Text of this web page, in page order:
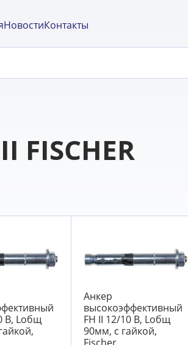
НовостиКонтакты
В, Lобщ
Анкер
высокоэффективный
FH II 12/10 В, Lобщ
90мм, с гайкой,